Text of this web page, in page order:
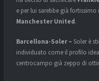
e per lui sarebbe già fortissimo
Manchester United.
Barcellona-Soler – Soler è
individuato come il profilo
centrocampo già zeppo di